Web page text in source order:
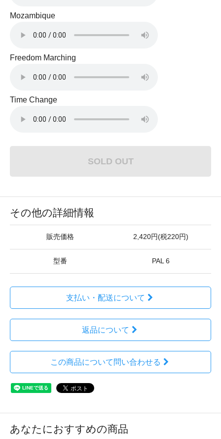
Mozambique
Freedom Marching
Time Change
SOLD OUT
その他の詳細情報
販売価格 2,420円(税220円)
型番 PAL 6
支払い・配送について
返品について
この商品について問い合わせる
あなたにおすすめの商品